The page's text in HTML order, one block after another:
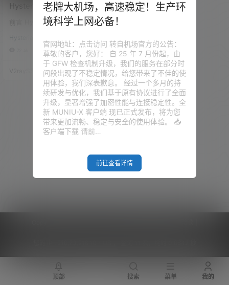
Hysteria 协议！歇斯底里加
速协议，是否能够拯救线路
拉胯的 VPS！降低延迟、提
升线路质量！
前言 Hysteria 这个协议相信在座
年到现在也有差不多两年的时间
了，据官方介绍，它可以针对恶
劣的网络环境进行优化加速。 Hy
steria 介绍 官方介绍： Hysteria
是一个功能丰富的，专为恶劣网
络环境进行优化的网络工具（双
边加速），比如卫星网络、拥挤
的公共 Wi-Fi、在中国连接国外
服务器等。 基于修改版的 QUIC
协议。目前有以下模式：（仍在
Hysteria搭建
0
V2raySSR综合网 22年6月18日
老牌大机场，高速稳定！生产环
境科学上网必备！
官网地址：点击访问 转自机场官方的公告：
尊敬的客户，您好： 自 25 年 7 月份起，由
于 GFW 检查机制升级，我们的服务在部分时
间段出现了不稳定情况，给您带来了不佳的使
用体验，我们深表歉意。 经过一个多月的持
续研发与优化，我们基于原有协议进行了全面
升级，显著增强了加密性能与连接稳定性。全
新 MUNIU-X 客户端 现已正式发布，将为您
带来更加流畅、稳定与安全的使用体验。 📥
客户端下载 请前…
前往查看详情
顶部 搜索 菜单 我的